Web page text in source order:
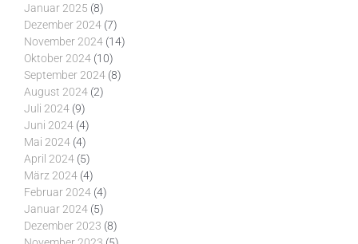
Januar 2025 (8)
Dezember 2024 (7)
November 2024 (14)
Oktober 2024 (10)
September 2024 (8)
August 2024 (2)
Juli 2024 (9)
Juni 2024 (4)
Mai 2024 (4)
April 2024 (5)
März 2024 (4)
Februar 2024 (4)
Januar 2024 (5)
Dezember 2023 (8)